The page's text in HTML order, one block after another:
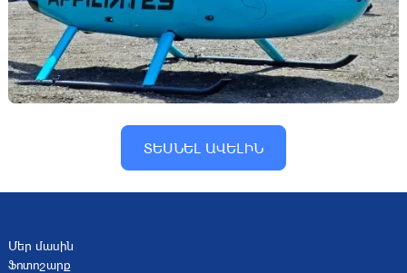
ՏԵՍՆԵԼ ԱՎԵԼԻՆ
Մեր մասին
Ֆոտոշարք